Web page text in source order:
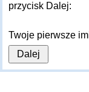
przycisk Dalej:
Twoje pierwsze